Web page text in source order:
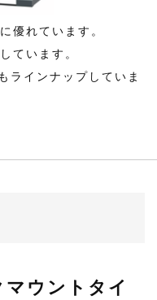
優れています。
ています。
ラインナップしていま
ウントタイ